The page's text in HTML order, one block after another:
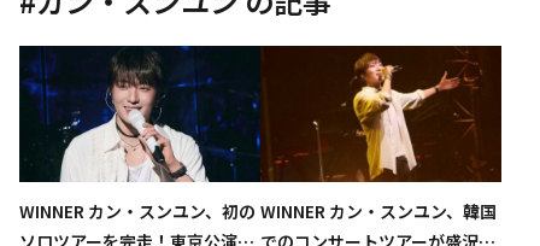
WINNER カン・スンユン、初の
ソロツアーを完走！東京公演で
WINNER カン・スンユン、韓国
でのコンサートツアーが盛況裏